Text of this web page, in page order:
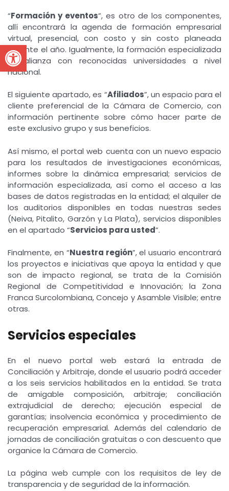
Open toolbar
“Formación y eventos”, es otro de los componentes,
allí encontrará la agenda de formación empresarial
virtual, presencial, con costo y sin costo planeada
durante el año. Igualmente, la formación especializada
en alianza con reconocidas universidades a nivel
nacional.
El siguiente apartado, es “Afiliados”, un espacio para el
cliente preferencial de la Cámara de Comercio, con
información pertinente sobre cómo hacer parte de
este exclusivo grupo y sus beneficios.
Así mismo, el portal web cuenta con un nuevo espacio
para los resultados de investigaciones económicas,
informes sobre la dinámica empresarial; servicios de
información especializada, así como el acceso a las
bases de datos registradas en la entidad; el alquiler de
los auditorios disponibles en todas nuestras sedes
(Neiva, Pitalito, Garzón y La Plata), servicios disponibles
en el apartado “Servicios para usted”.
Finalmente, en “Nuestra región”, el usuario encontrará
los proyectos e iniciativas que apoya la entidad y que
son de impacto regional, se trata de la Comisión
Regional de Competitividad e Innovación; la Zona
Franca Surcolombiana, Concejo y Asamble Visible; entre
otras.
Servicios especiales
En el nuevo portal web estará la entrada de
Conciliación y Arbitraje, donde el usuario podrá acceder
a los seis servicios habilitados en la entidad. Se trata
de amigable composición, arbitraje; conciliación
extrajudicial de derecho; ejecución especial de
garantías; insolvencia económica y procedimiento de
recuperación empresarial. Además del calendario de
jornadas de conciliación gratuitas o con descuento que
organice la Cámara de Comercio.
La página web cumple con los requisitos de ley de
transparencia y de seguridad de la información.